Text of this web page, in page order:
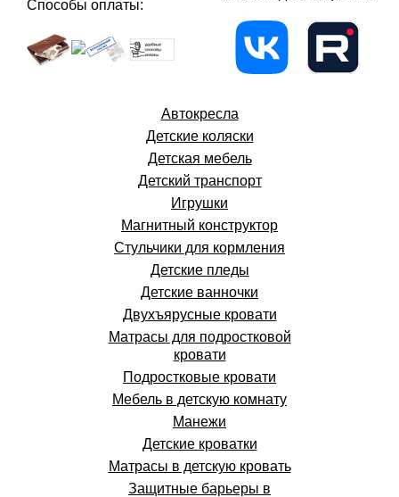
Способы оплаты:
Автокресла
Детские коляски
Детская мебель
Детский транспорт
Игрушки
Магнитный конструктор
Стульчики для кормления
Детские пледы
Детские ванночки
Двухъярусные кровати
Матрасы для подростковой
кровати
Подростковые кровати
Мебель в детскую комнату
Манежи
Детские кроватки
Матрасы в детскую кровать
Защитные барьеры в